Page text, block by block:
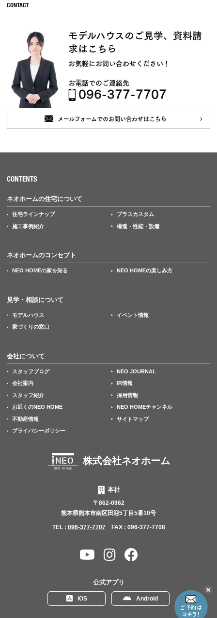
モデルハウスのご見学、資料請
求はこちら
お気軽にお問い合わせください！
お電話でのご連絡先
096-377-7707
メールフォームでのお問い合わせはこちら
こ
CONTENTS
ネオホームの住宅について
住宅ラインナップ プラスカスタム
施工事例紹介 構造・性能・設備
ネオホームのコンセプト
NEO HOMEの家を知る NEO HOMEの楽しみ方
見学・相談について
モデルハウス イベント情報
家づくりの窓口
会社について
スタッフブログ NEO JOURNAL
会社案内 IR情報
スタッフ紹介 採用情報
お近くのNEO HOME NEO HOMEチャンネル
不動産情報 サイトマップ
プライバシーポリシー
株式会社ネオホーム
本社
〒862-0962
熊本県熊本市南区田迎5丁目5番10号
TEL : 096-377-7707 FAX : 096-377-7708
YouTube
ン
ネ
ル
Instagram
Facebook
公式アプリ
iOS Android